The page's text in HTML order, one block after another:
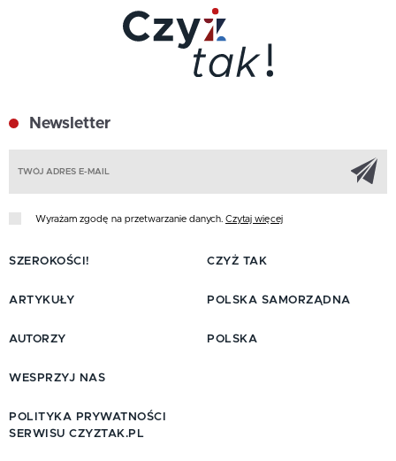
Newsletter
Wyrażam zgodę na przetwarzanie danych. Czytaj więcej
SZEROKOŚCI!
ARTYKUŁY
AUTORZY
CZYŻ TAK
POLSKA SAMORZĄDNA
POLSKA
WESPRZYJ NAS
POLITYKA PRYWATNOŚCI
SERWISU CZYZTAK.PL